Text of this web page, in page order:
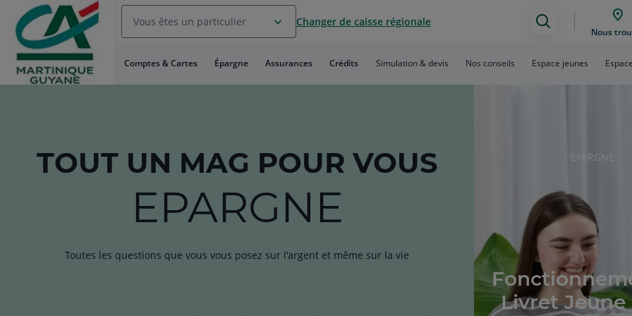
Aller
au
Menu
Aller au
Contenu
Aller
Vous êtes un particulier Changer de caisse régionale
Assistance
de
recherche
Nous
Comptes & Cartes Épargne Assurances Crédits Simulation & devis Nos conseils Espace jeunes
TOUT UN MAG POUR VOUS
EPARGNE
Toutes les questions que vous vous posez sur l'argent et même sur la vie
RUBRIQUE
EPARGNE
Livret